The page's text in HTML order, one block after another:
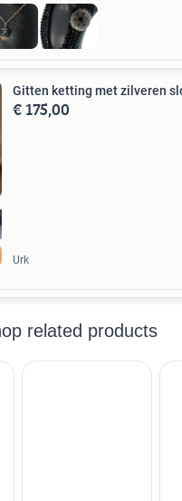
Gitten ketting met zilveren
€ 175,00
Urk